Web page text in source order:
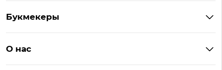
БК для ставок на киберспорт
Бонус на депозит
Букмекеры
О нас